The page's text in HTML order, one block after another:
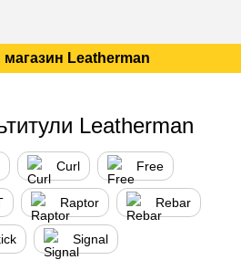
магазин Leatherman
Leatherman
Curl Free
Raptor Rebar
Signal